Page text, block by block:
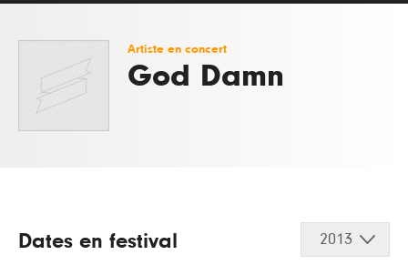
Artiste en concert
God Damn
Dates en festival 2013